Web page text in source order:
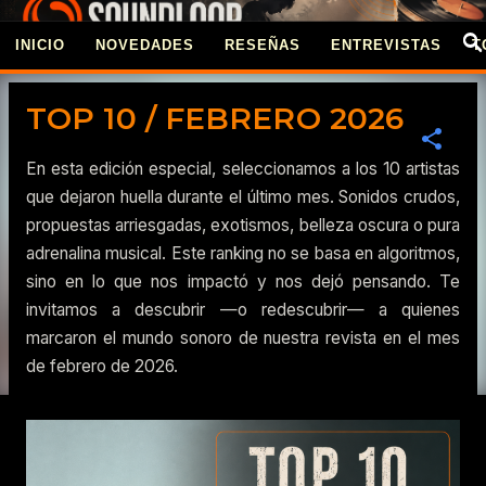
Ir al contenido principal
REVISTA
INICIO NOVEDADES RESEÑAS ENTREVISTAS
TOP 10 / FEBRERO 2026
En esta edición especial, seleccionamos a los 10 artistas
que dejaron huella durante el último mes. Sonidos crudos,
propuestas arriesgadas, exotismos, belleza oscura o pura
adrenalina musical. Este ranking no se basa en algoritmos,
sino en lo que nos impactó y nos dejó pensando. Te
invitamos a descubrir —o redescubrir— a quienes
marcaron el mundo sonoro de nuestra revista en el mes
de febrero de 2026.